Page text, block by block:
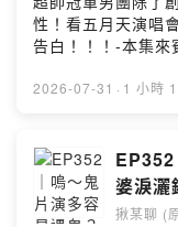
點圖文創意
@jomotalk奧迪｜
性！看五月天演唱
告白！！！-本集來
《U:NFOLD :
｜高雄夢時代 幸
嗎？💸 偶像窮偶
崴氣爆槌麥克風？
🔥 殺氣書生！胥崴
2026-07-31 · 1 小時
婆淚灑
揪某聊 (